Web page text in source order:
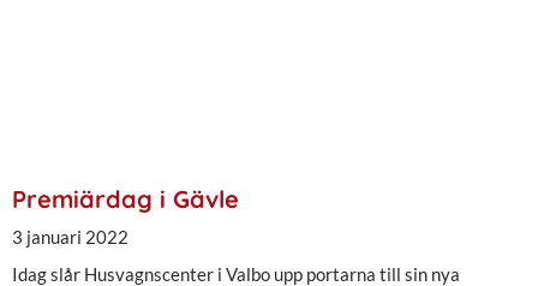
Premiärdag i Gävle
3 januari 2022
Idag slår Husvagnscenter i Valbo upp portarna till sin nya